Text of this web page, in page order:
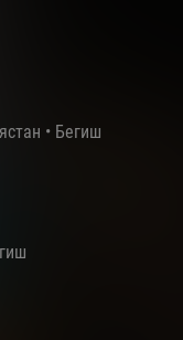
• Бегиш